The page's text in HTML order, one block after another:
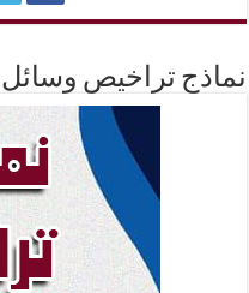
نماذج تراخيص وسائل